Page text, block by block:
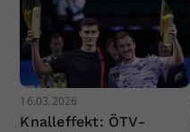
16.03.2026
Knalleffekt: ÖTV-